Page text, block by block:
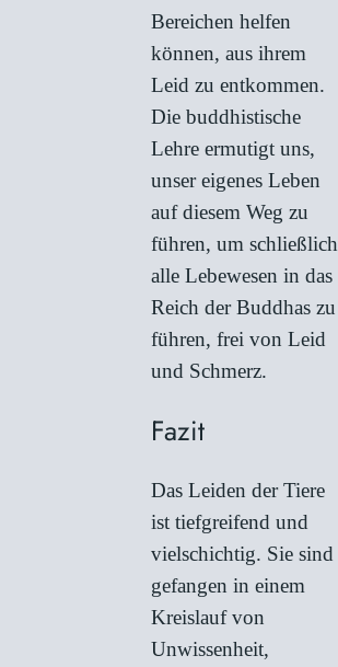
Bereichen helfen
können, aus ihrem
Leid zu entkommen.
Die buddhistische
Lehre ermutigt uns,
unser eigenes Leben
auf diesem Weg zu
führen, um schließlich
alle Lebewesen in das
Reich der Buddhas zu
führen, frei von Leid
und Schmerz.
Fazit
Das Leiden der Tiere
ist tiefgreifend und
vielschichtig. Sie sind
gefangen in einem
Kreislauf von
Unwissenheit,